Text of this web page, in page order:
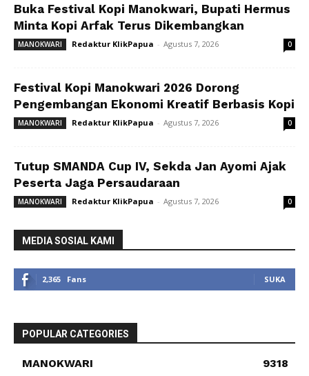
Buka Festival Kopi Manokwari, Bupati Hermus
Minta Kopi Arfak Terus Dikembangkan
MANOKWARI Redaktur KlikPapua - Agustus 7, 2026 0
Festival Kopi Manokwari 2026 Dorong
Pengembangan Ekonomi Kreatif Berbasis Kopi
MANOKWARI Redaktur KlikPapua - Agustus 7, 2026 0
Tutup SMANDA Cup IV, Sekda Jan Ayomi Ajak
Peserta Jaga Persaudaraan
MANOKWARI Redaktur KlikPapua - Agustus 7, 2026 0
MEDIA SOSIAL KAMI
2,365 Fans SUKA
POPULAR CATEGORIES
MANOKWARI
9318